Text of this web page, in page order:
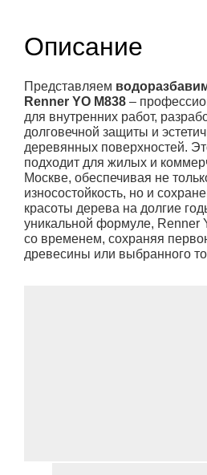
Описание
Представляем
Renner YO M838 –
для внутренних работ,
долговечной защиты и
деревянных поверхностей.
подходит для жилых и
Москве, обеспечивая не
износостойкость, но и
красоты дерева на долгие
уникальной формуле, Renner
со временем, сохраняя
древесины или выбранного